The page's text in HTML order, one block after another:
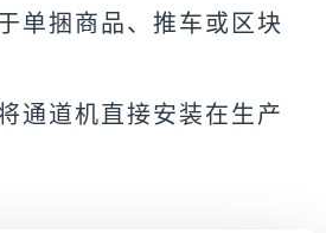
单捆商品、推车或区块
通道机直接安装在生产